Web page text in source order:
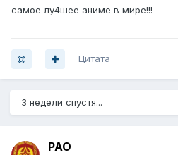
самое лу4шее аниме в мире!!!
Цитата
3 недели спустя...
PAO